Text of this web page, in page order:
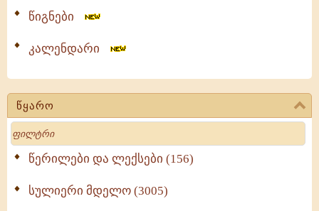
წიგნები
კალენდარი
წყარო
Search
წერილები და ლექსები (156)
სულიერი მდელო (3005)